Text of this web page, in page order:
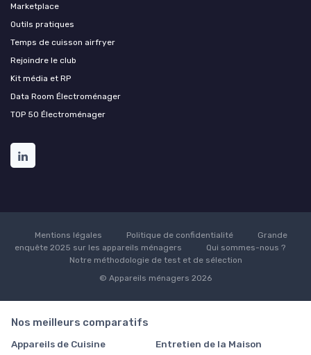
Marketplace
Outils pratiques
Temps de cuisson airfryer
Rejoindre le club
Kit média et RP
Data Room Électroménager
TOP 50 Électroménager
Mentions légales Politique de confidentialité
Grande
enquête 2025 sur les appareils ménagers
Qui sommes-nous ?
Notre méthodologie de test et de sélection
© Appareils ménagers 2026
Nos meilleurs comparatifs
Appareils de Cuisine Entretien de la Maison